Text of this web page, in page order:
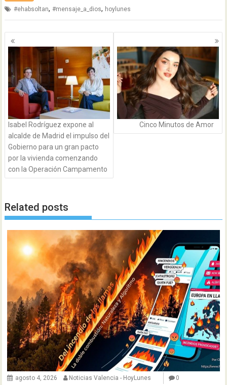
#ehabsoltan,#mensaje_a_dios, hoylunes
Navegación
de
entradas
Isabel Rodríguez expone al
alcalde de Madrid el impulso del
Gobierno para un gran pacto
por la vivienda comenzando
con la Operación Campamento
Cinco Minutos de Amor
Related posts
agosto 4, 2026 Noticias Valencia - HoyLunes 0